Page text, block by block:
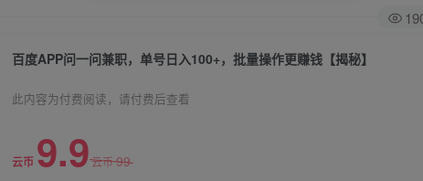
百度APP问一问兼职，单号日入100+，批量操作更赚钱【揭秘】
此内容为付费阅读，请付费后查看
云币 9.9云币99